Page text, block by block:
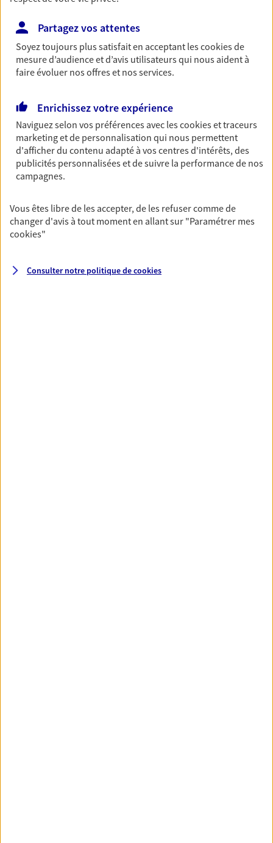
Retraite
Préparez sereinement ce nouveau chapitre de
votre vie avec les conseils d'un expert. Découvrez
Santé
Couvrez vos dépenses de santé ainsi que celles de
votre famille avec la complémentaire santé qui
vous ressemble.
Prévoyance
Pour un avenir serein, assurez-vous avec notre
garanties incapacité temporaire totale de travail,
Partagez vos attentes
Soyez toujours plus satisfait en acceptant lescookiesde
mesure d’audience et d’avis utilisateurs qui nous aident à
faire évoluer nos offres et nos services.
Enrichissez votre expérience
Naviguez selon vos préférences avec lescookies et traceurs
marketing et de personnalisation qui nous permettent
d'afficher du contenu adapté à vos centres d'intérêts, des
publicités personnalisées et de suivre la performance de nos
campagnes.
Vous êtes libre de les accepter, de les refuser comme de
changer d'avis à tout moment en allant sur "Paramétrer mes
cookies"
Consulter notre politique decookies